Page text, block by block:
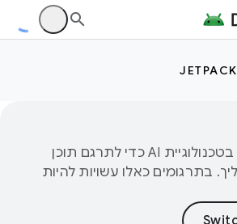
JETPACK
‫Google משתמשת בטכנולוגיית AI כדי לתרגם תוכן
בתרגומים כאלו עשויות להיות